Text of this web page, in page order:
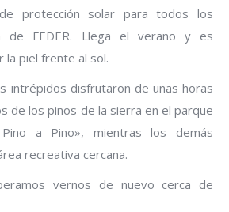
protección solar para todos los
de FEDER. Llega el verano y es
piel frente al sol.
intrépidos disfrutaron de unas horas
de los pinos de la sierra en el parque
a Pino», mientras los demás
recreativa cercana.
vernos de nuevo cerca de